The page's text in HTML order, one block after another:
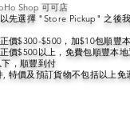
Shop 可可店
先選擇 "Store Pickup" 之後
價$300-$500，加$10包順豐
價$500以上，免費包順豐本
，順豐到付
特價及預訂貨物不包括以上免